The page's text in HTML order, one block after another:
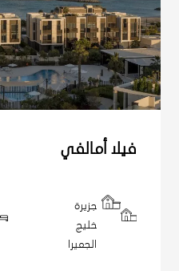
فيلا أمالفي
جزيرة
خليج
الجميرا